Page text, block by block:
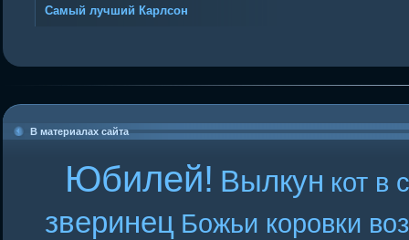
Самый лучший Карлсон
В материалах сайта
Юбилей! Вылкун кот в
зверинец Божьи коровки